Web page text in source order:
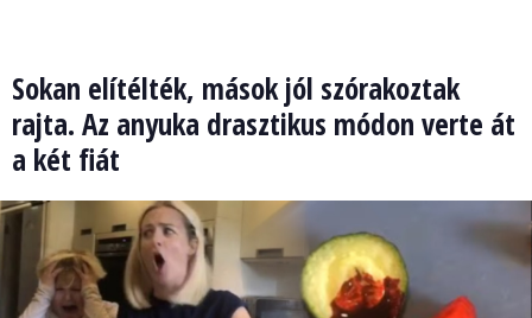
Sokan elítélték, mások jól szórakoztak
rajta. Az anyuka drasztikus módon verte át
a két fiát